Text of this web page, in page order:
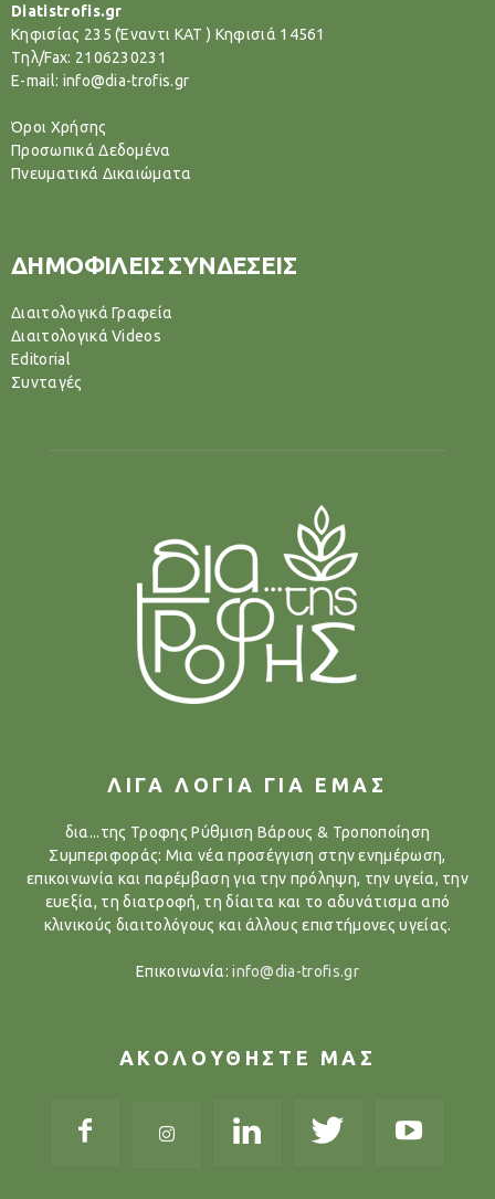
Diatistrofis.gr
Κηφισίας 235 (Έναντι ΚΑΤ ) Κηφισιά 14561
Tηλ/Fax: 2106230231
E-mail: info@dia-trofis.gr
Όροι Χρήσης
Προσωπικά Δεδομένα
Πνευματικά Δικαιώματα
ΔΗΜΟΦΙΛΕΙΣ ΣΥΝΔΕΣΕΙΣ
Διαιτολογικά Γραφεία
Διαιτολογικά Videos
Editorial
Συνταγές
ΛΙΓΑ ΛΟΓΙΑ ΓΙΑ ΕΜΑΣ
δια...της Τροφης Ρύθμιση Βάρους & Τροποποίηση
Συμπεριφοράς: Μια νέα προσέγγιση στην ενημέρωση,
επικοινωνία και παρέμβαση για την πρόληψη, την υγεία, την
ευεξία, τη διατροφή, τη δίαιτα και το αδυνάτισμα από
κλινικούς διαιτολόγους και άλλους επιστήμονες υγείας.
Επικοινωνία:info@dia-trofis.gr
ΑΚΟΛΟΥΘΗΣΤΕ ΜΑΣ